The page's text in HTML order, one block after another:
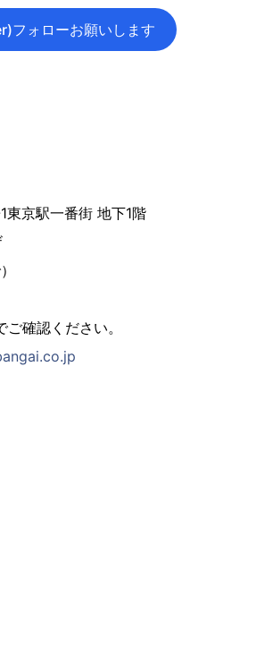
フォローお願いします
京駅一番街 地下1階
確認ください。